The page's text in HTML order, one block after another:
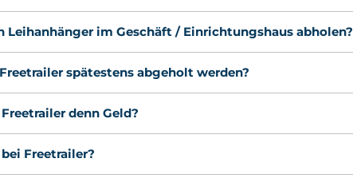
Leihanhänger im Geschäft / Einrichtungshaus abholen?
spätestens abgeholt werden?
denn Geld?
Freetrailer?